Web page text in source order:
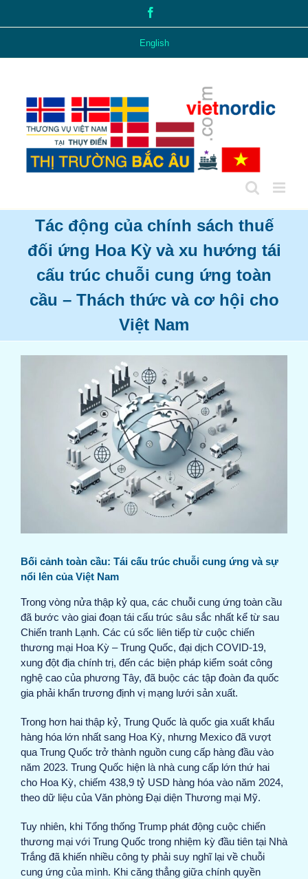
English
Tác động của chính sách thuế
đối ứng Hoa Kỳ và xu hướng tái
cấu trúc chuỗi cung ứng toàn
cầu – Thách thức và cơ hội cho
Việt Nam
Bối cảnh toàn cầu: Tái cấu trúc chuỗi cung ứng và sự
nổi lên của Việt Nam
Trong vòng nửa thập kỷ qua, các chuỗi cung ứng toàn cầu
đã bước vào giai đoạn tái cấu trúc sâu sắc nhất kể từ sau
Chiến tranh Lạnh. Các cú sốc liên tiếp từ cuộc chiến
thương mại Hoa Kỳ – Trung Quốc, đại dịch COVID-19,
xung đột địa chính trị, đến các biện pháp kiểm soát công
nghệ cao của phương Tây, đã buộc các tập đoàn đa quốc
gia phải khẩn trương định vị mạng lưới sản xuất.
Trong hơn hai thập kỷ, Trung Quốc là quốc gia xuất khẩu
hàng hóa lớn nhất sang Hoa Kỳ, nhưng Mexico đã vượt
qua Trung Quốc trở thành nguồn cung cấp hàng đầu vào
năm 2023. Trung Quốc hiện là nhà cung cấp lớn thứ hai
cho Hoa Kỳ, chiếm 438,9 tỷ USD hàng hóa vào năm 2024,
theo dữ liệu của Văn phòng Đại diện Thương mại Mỹ.
Tuy nhiên, khi Tổng thống Trump phát động cuộc chiến
thương mại với Trung Quốc trong nhiệm kỳ đầu tiên tại Nhà
Trắng đã khiến nhiều công ty phải suy nghĩ lại về chuỗi
cung ứng của mình. Khi căng thẳng giữa chính quyền